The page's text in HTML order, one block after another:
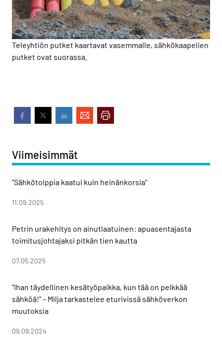
Teleyhtiön putket kaartavat vasemmalle, sähkökaapelien
putket ovat suorassa.
Viimeisimmät
”Sähkötolppia kaatui kuin heinänkorsia”
11.09.2025
Petrin urakehitys on ainutlaatuinen: apuasentajasta
toimitusjohtajaksi pitkän tien kautta
07.05.2025
”Ihan täydellinen kesätyöpaikka, kun tää on pelkkää
sähköä!” – Milja tarkastelee eturivissä sähköverkon
muutoksia
09.09.2024